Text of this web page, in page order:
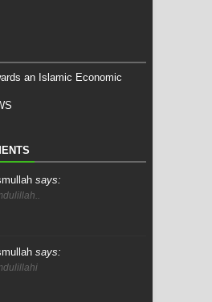
an Islamic Economic
says:
says: